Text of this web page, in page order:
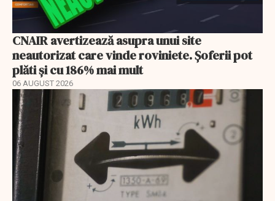
CNAIR avertizează asupra unui site
neautorizat care vinde roviniete. Șoferii pot
plăti și cu 186% mai mult
06 AUGUST 2026